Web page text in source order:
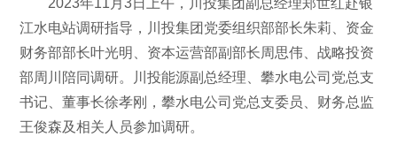
2023年11月3日上午，川投集团副总经理郑世红赴银
江水电站调研指导，川投集团党委组织部部长朱莉、资金
财务部部长叶光明、资本运营部副部长周思伟、战略投资
部周川陪同调研。川投能源副总经理、攀水电公司党总支
书记、董事长徐孝刚，攀水电公司党总支委员、财务总监
王俊森及相关人员参加调研。